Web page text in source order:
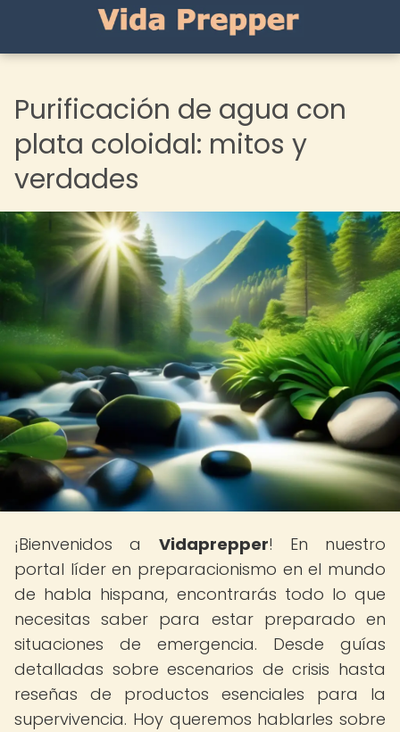
Purificación de agua con
plata coloidal: mitos y
verdades
¡Bienvenidos a Vidaprepper! En nuestro
portal líder en preparacionismo en el mundo
de habla hispana, encontrarás todo lo que
necesitas saber para estar preparado en
situaciones de emergencia. Desde guías
detalladas sobre escenarios de crisis hasta
reseñas de productos esenciales para la
supervivencia. Hoy queremos hablarles sobre